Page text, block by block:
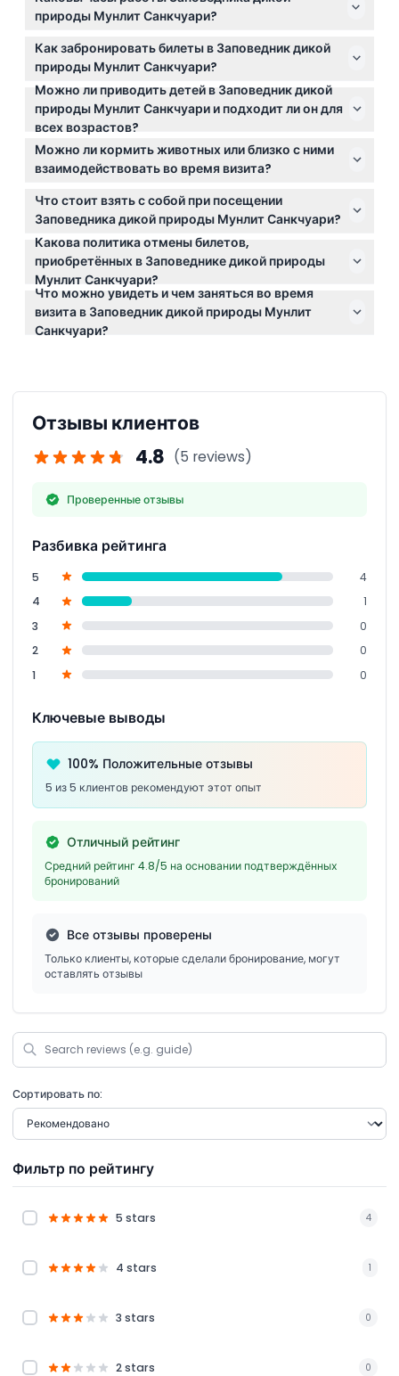
природы Мунлит Санкчуари?
Мунлит Санкчуари открыт ежедневно с 9:30 до
16:00, последний вход — в 15:00. Закрыто в
Рождество (возможны изменения — пожалуйста,
уточняйте при бронировании).
Как забронировать билеты в Заповедник дикой
природы Мунлит Санкчуари?
Вы можете легко забронировать билеты онлайн
прямо на этом сайте, выбрав желаемую дату и тип
билета для беспрепятственного входа в день
посещения.
Можно ли приводить детей в Заповедник дикой
природы Мунлит Санкчуари и подходит ли он для
всех возрастов?
Да, дети от 4 до 17 лет приветствуются, заповедник
подходит также для взрослых и младенцев, что
делает его отличным семейным опытом знакомства
с дикой природой.
Можно ли кормить животных или близко с ними
взаимодействовать во время визита?
Доступна интерактивная кормежка кенгуру и
валлаби, а также близкие встречи с коалами — с
профессиональной фотосессией, но эти услуги и
корм для животных оплачиваются отдельно от
общего входного билета.
Что стоит взять с собой при посещении
Заповедника дикой природы Мунлит Санкчуари?
Рекомендуются удобная обувь для ходьбы, одежда
по погоде и камера, особенно если вы планируете
участвовать в ночных экскурсиях.
Какова политика отмены билетов,
приобретённых в Заповеднике дикой природы
Мунлит Санкчуари?
Билеты не подлежат возврату и отмене, поэтому
внимательно выбирайте дату и время при
бронировании, так как билеты должны быть
Что можно увидеть и чем заняться во время
визита в Заповедник дикой природы Мунлит
Санкчуари?
Вы увидите более 70 видов австралийских
наблюдать за ночной дикой природой в спокойной
Отзывы клиентов
4.8 (5 reviews)
Проверенные отзывы
Разбивка рейтинга
5
4
4
1
3
0
2
0
1
0
Ключевые выводы
100% Положительные отзывы
5 из 5 клиентов рекомендуют этот опыт
Отличный рейтинг
Средний рейтинг 4.8/5 на основании подтверждённых
бронирований
Все отзывы проверены
Только клиенты, которые сделали бронирование, могут
оставлять отзывы
Сортировать по:
Фильтр по рейтингу
5 stars 4
4 stars 1
3 stars 0
2 stars 0